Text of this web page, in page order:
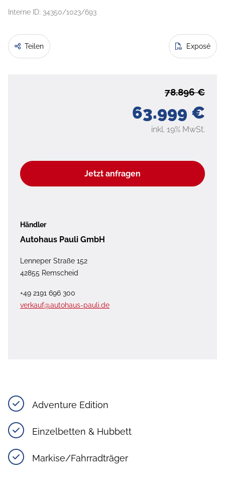
Interne ID: 34350/1023/693
Teilen Exposé
63.999 €
78.896 €
inkl. 19% MwSt.
Jetzt anfragen
Händler
Autohaus Pauli GmbH
Lenneper Straße 152
42855 Remscheid
+49 2191 696 300
verkauf@autohaus-pauli.de
Adventure Edition
Einzelbetten & Hubbett
Markise/Fahrradträger